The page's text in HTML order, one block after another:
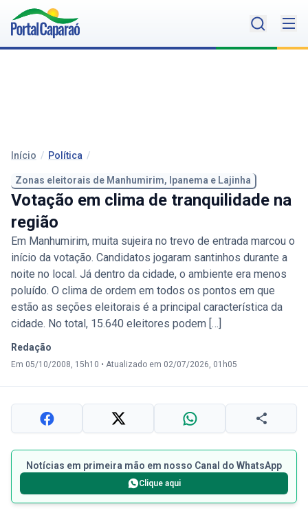
Início / Política /
Zonas eleitorais de Manhumirim, Ipanema e Lajinha
Votação em clima de tranquilidade na
região
Em Manhumirim, muita sujeira no trevo de entrada marcou o
início da votação. Candidatos jogaram santinhos durante a
noite no local. Já dentro da cidade, o ambiente era menos
poluído. O clima de ordem em todos os pontos em que
estão as seções eleitorais é a principal característica da
cidade. No total, 15.640 eleitores podem […]
Redação
Em 05/10/2008, 15h10 • Atualizado em 02/07/2026, 01h05
Notícias em primeira mão em nosso Canal do WhatsApp
Clique aqui